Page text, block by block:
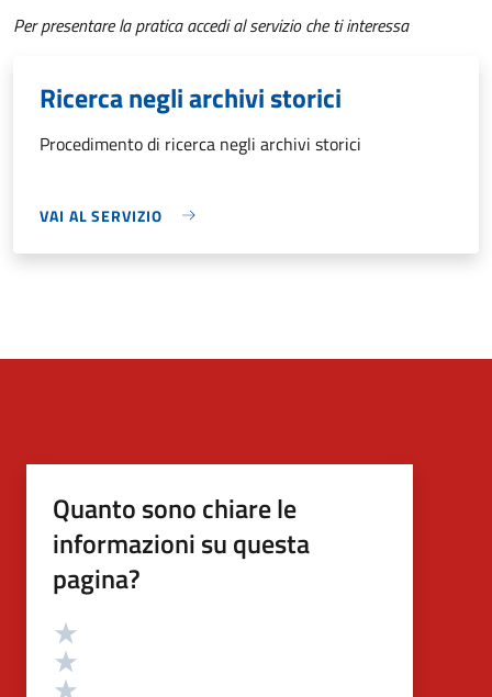
Per presentare la pratica accedi al servizio che ti interessa
Ricerca negli archivi storici
Procedimento di ricerca negli archivi storici
VAI AL SERVIZIO
Quanto sono chiare le
informazioni su questa
pagina?
Valutazione